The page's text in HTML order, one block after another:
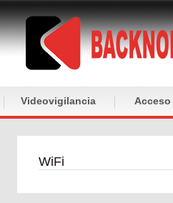
Videovigilancia
WiFi